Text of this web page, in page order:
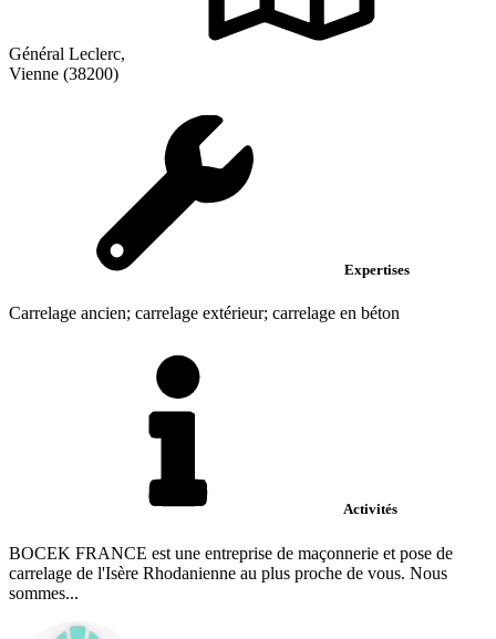
Général Leclerc,
Vienne (38200)
Expertises
Carrelage ancien; carrelage extérieur; carrelage en béton
Activités
BOCEK FRANCE est une entreprise de maçonnerie et pose de
carrelage de l'Isère Rhodanienne au plus proche de vous. Nous
sommes...